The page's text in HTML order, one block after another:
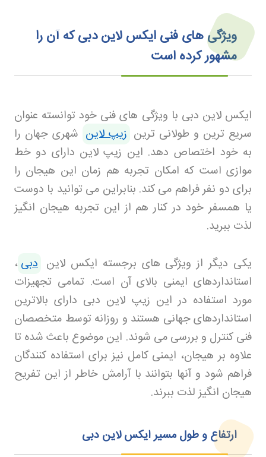
ویژگی‌ های فنی ایکس لاین دبی که آن را
مشهور کرده‌ است
ایکس لاین دبی با ویژگی های فنی خود توانسته عنوان
سریع ترین و طولانی ترین زیپ لاین شهری جهان را
به خود اختصاص دهد. این زیپ لاین دارای دو خط
موازی است که امکان تجربه هم زمان این هیجان را
برای دو نفر فراهم می کند. بنابراین می توانید با دوست
یا همسفر خود در کنار هم از این تجربه هیجان انگیز
لذت ببرید.
یکی دیگر از ویژگی های برجسته ایکس لاین دبی،
استانداردهای ایمنی بالای آن است. تمامی تجهیزات
مورد استفاده در این زیپ لاین دبی دارای بالاترین
استانداردهای جهانی هستند و روزانه توسط متخصصان
فنی کنترل و بررسی می شوند. این موضوع باعث شده تا
علاوه بر هیجان، ایمنی کامل نیز برای استفاده کنندگان
فراهم شود و آنها بتوانند با آرامش خاطر از این تفریح
هیجان انگیز لذت ببرند.
ارتفاع و طول مسیر ایکس لاین دبی